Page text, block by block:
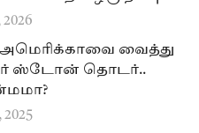
2026
அமெரிக்காவை வைத்து
ஸ்டோன் தொடர்..
2025